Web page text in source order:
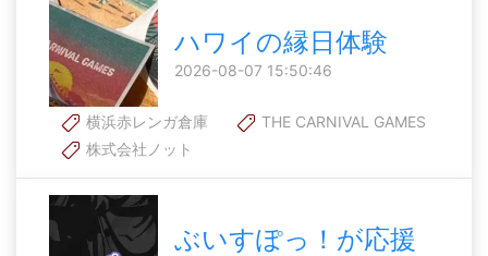
ハワイの縁日体験
2026-08-07 15:50:46
横浜赤レンガ倉庫
THE CARNIVAL GAMES
株式会社ノット
ぶいすぽっ！が応援